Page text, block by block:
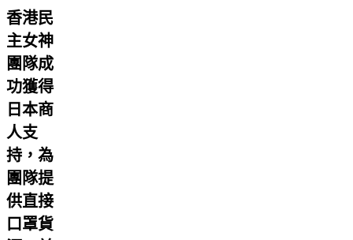
香港民
主女神
團隊成
功獲得
日本商
人支
持，為
團隊提
供直接
口罩貨